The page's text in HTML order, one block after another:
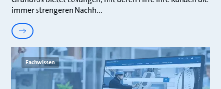
immer strengeren Nachh
Fachwissen